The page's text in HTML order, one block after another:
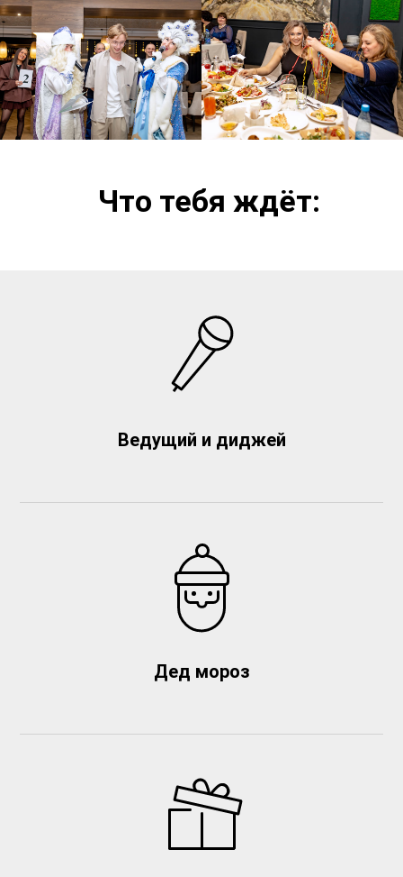
Что тебя ждёт:
Ведущий и диджей
Дед мороз